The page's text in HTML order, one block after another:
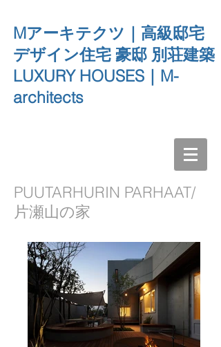
Mアーキテクツ｜高級邸宅
デザイン住宅 豪邸 別荘建築
LUXURY HOUSES｜M-
architects
PUUTARHURIN PARHAAT/
片瀬山の家